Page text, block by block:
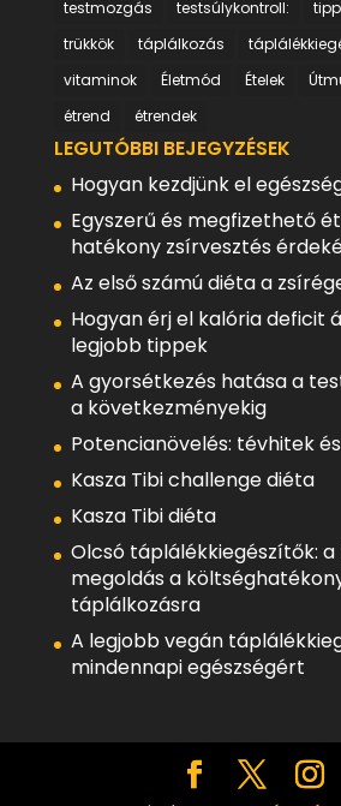
testmozgás
testsúlykontroll:
trükkök
táplálkozás
vitaminok
Életmód Ételek
étrend
étrendek
LEGUTÓBBI BEJEGYZÉSEK
Hogyan kezdjünk el
Egyszerű és megfizethető
hatékony zsírvesztés
Az első számú diéta a
Hogyan érj el kalória deficit
legjobb tippek
A gyorsétkezés hatása a
a következményekig
Potencianövelés: tévhitek
Kasza Tibi challenge diéta
Kasza Tibi diéta
Olcsó táplálékkiegészítők:
megoldás a
táplálkozásra
A legjobb vegán
mindennapi egészségért